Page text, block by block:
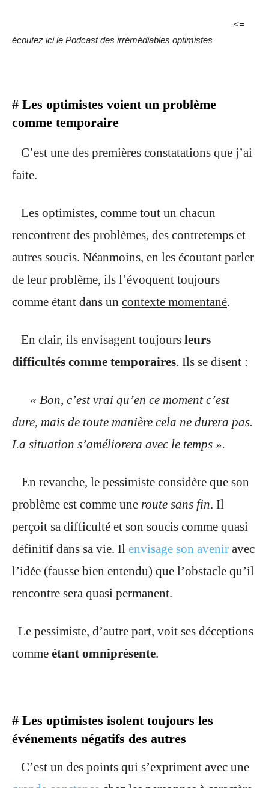
<=
écoutez ici le Podcast des irrémédiables optimistes
# Les optimistes voient un problème
comme temporaire
C’est une des premières constatations que j’ai
faite.
Les optimistes, comme tout un chacun
rencontrent des problèmes, des contretemps et
autres soucis. Néanmoins, en les écoutant parler
de leur problème, ils l’évoquent toujours
comme étant dans un contexte momentané.
En clair, ils envisagent toujours leurs
difficultés comme temporaires. Ils se disent :
« Bon, c’est vrai qu’en ce moment c’est
dure, mais de toute manière cela ne durera pas.
La situation s’améliorera avec le temps ».
En revanche, le pessimiste considère que son
problème est comme une route sans fin. Il
perçoit sa difficulté et son soucis comme quasi
définitif dans sa vie. Il envisage son avenir avec
l’idée (fausse bien entendu) que l’obstacle qu’il
rencontre sera quasi permanent.
Le pessimiste, d’autre part, voit ses déceptions
comme étant omniprésente.
# Les optimistes isolent toujours les
événements négatifs des autres
C’est un des points qui s’expriment avec une